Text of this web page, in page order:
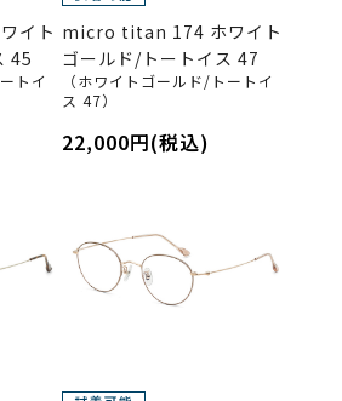
イト
45
トイ
micro titan 174 ホワイト
ゴールド/トートイス 47
（ホワイトゴールド/トートイ
ス 47）
22,000円(税込)